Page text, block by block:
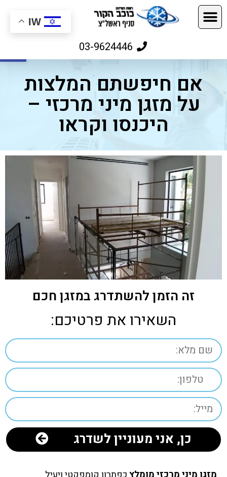
03-9624446
אם חיפשתם המלצות
על מזגן מיני מרכזי –
היכנסו וקראו
זה הזמן להשתדרג במזגן חכם
השאירו את פרטיכם:
כן, אני מעוניין לשדרג
IW